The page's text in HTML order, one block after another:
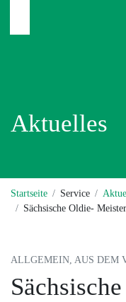
Aktuelles
Startseite Service
Sächsische Oldie-
ALLGEMEIN, AUS DEM